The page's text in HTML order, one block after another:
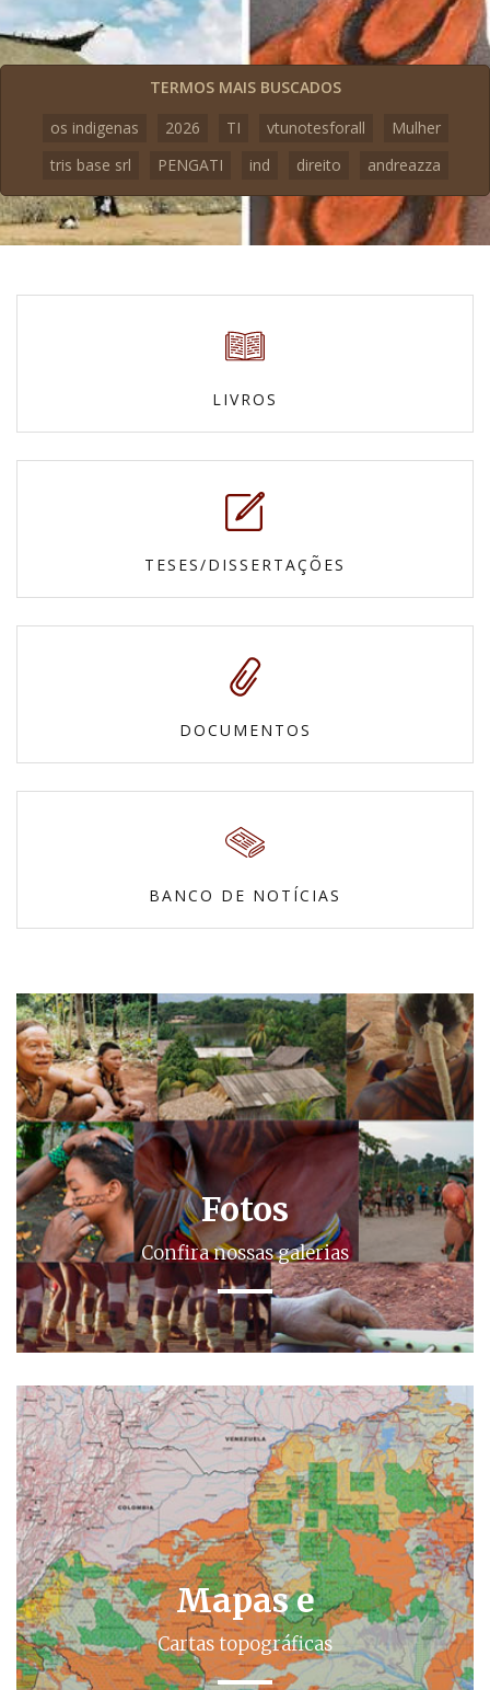
TERMOS MAIS BUSCADOS
os indigenas
2026 TI vtunotesforall
Mulher
tris base srl
PENGATI ind direito andreazza
LIVROS
TESES/DISSERTAÇÕES
DOCUMENTOS
BANCO DE NOTÍCIAS
Fotos
Confira nossas galerias
Mapas e
Cartas topográficas